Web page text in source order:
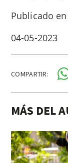
Publicado en
04-05-2023
COMPARTIR:
MÁS DEL